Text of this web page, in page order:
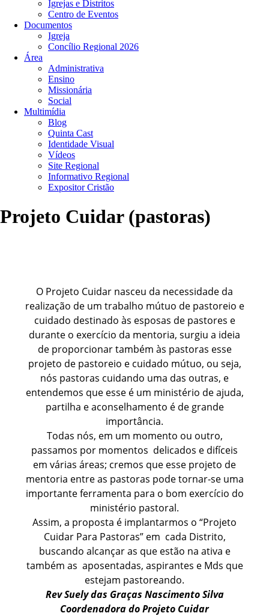
Igrejas e Distritos
Centro de Eventos
Documentos
Igreja
Concílio Regional 2026
Área
Administrativa
Ensino
Missionária
Social
Multimídia
Blog
Quinta Cast
Identidade Visual
Vídeos
Site Regional
Informativo Regional
Expositor Cristão
Projeto Cuidar (pastoras)
O Projeto Cuidar nasceu da necessidade da
realização de um trabalho mútuo de pastoreio e
cuidado destinado às esposas de pastores e
durante o exercício da mentoria, surgiu a ideia
de proporcionar também às pastoras esse
projeto de pastoreio e cuidado mútuo, ou seja,
nós pastoras cuidando uma das outras, e
entendemos que esse é um ministério de ajuda,
partilha e aconselhamento é de grande
importância.
Todas nós, em um momento ou outro,
passamos por momentos delicados e difíceis
em várias áreas; cremos que esse projeto de
mentoria entre as pastoras pode tornar-se uma
importante ferramenta para o bom exercício do
ministério pastoral.
Assim, a proposta é implantarmos o “Projeto
Cuidar Para Pastoras” em cada Distrito,
buscando alcançar as que estão na ativa e
também as aposentadas, aspirantes e Mds que
estejam pastoreando.
Rev Suely das Graças Nascimento Silva
Coordenadora do Projeto Cuidar